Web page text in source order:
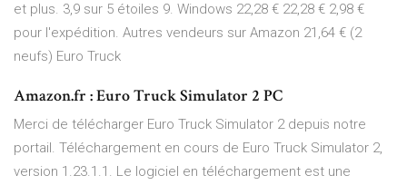
et plus. 3,9 sur 5 étoiles 9. Windows 22,28 € 22,28 € 2,98 €
pour l'expédition. Autres vendeurs sur Amazon 21,64 € (2
neufs) Euro Truck
Amazon.fr : Euro Truck Simulator 2 PC
Merci de télécharger Euro Truck Simulator 2 depuis notre
portail. Téléchargement en cours de Euro Truck Simulator 2,
version 1.23.1.1. Le logiciel en téléchargement est une